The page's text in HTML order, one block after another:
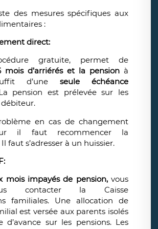
des mesures spécifiques aux
:
direct:
gratuite, permet de
mois d’arriérés et la pension à
d’une seule échéance
pension est prélevée sur les
en cas de changement
il faut recommencer la
faut s’adresser à un huissier.
mois impayés de pension,vous
contacter la Caisse
familiales. Une allocation de
est versée aux parents isolés
d’avance sur les pensions. Les